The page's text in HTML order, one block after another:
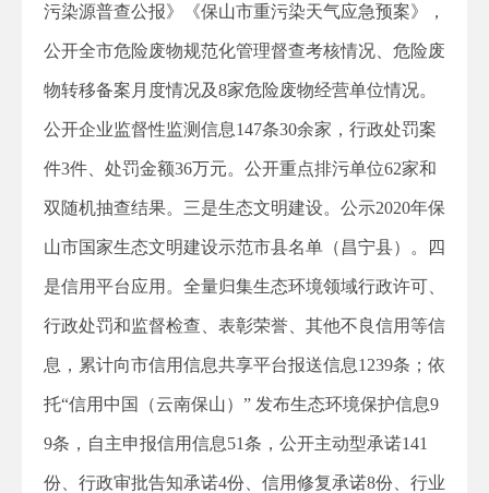
污染源普查公报》《保山市重污染天气应急预案》，
公开全市危险废物规范化管理督查考核情况、危险废
物转移备案月度情况及8家危险废物经营单位情况。
公开企业监督性监测信息147条30余家，行政处罚案
件3件、处罚金额36万元。公开重点排污单位62家和
双随机抽查结果。三是生态文明建设。公示2020年保
山市国家生态文明建设示范市县名单（昌宁县）。四
是信用平台应用。全量归集生态环境领域行政许可、
行政处罚和监督检查、表彰荣誉、其他不良信用等信
息，累计向市信用信息共享平台报送信息1239条；依
托“信用中国（云南保山）” 发布生态环境保护信息9
9条，自主申报信用信息51条，公开主动型承诺141
份、行政审批告知承诺4份、信用修复承诺8份、行业